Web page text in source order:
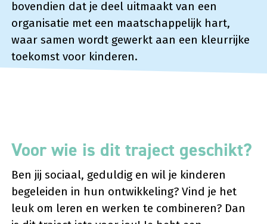
bovendien dat je deel uitmaakt van een
organisatie met een maatschappelijk hart,
waar samen wordt gewerkt aan een kleurrijke
toekomst voor kinderen.
Voor wie is dit traject geschikt?
Ben jij sociaal, geduldig en wil je kinderen
begeleiden in hun ontwikkeling? Vind je het
leuk om leren en werken te combineren? Dan